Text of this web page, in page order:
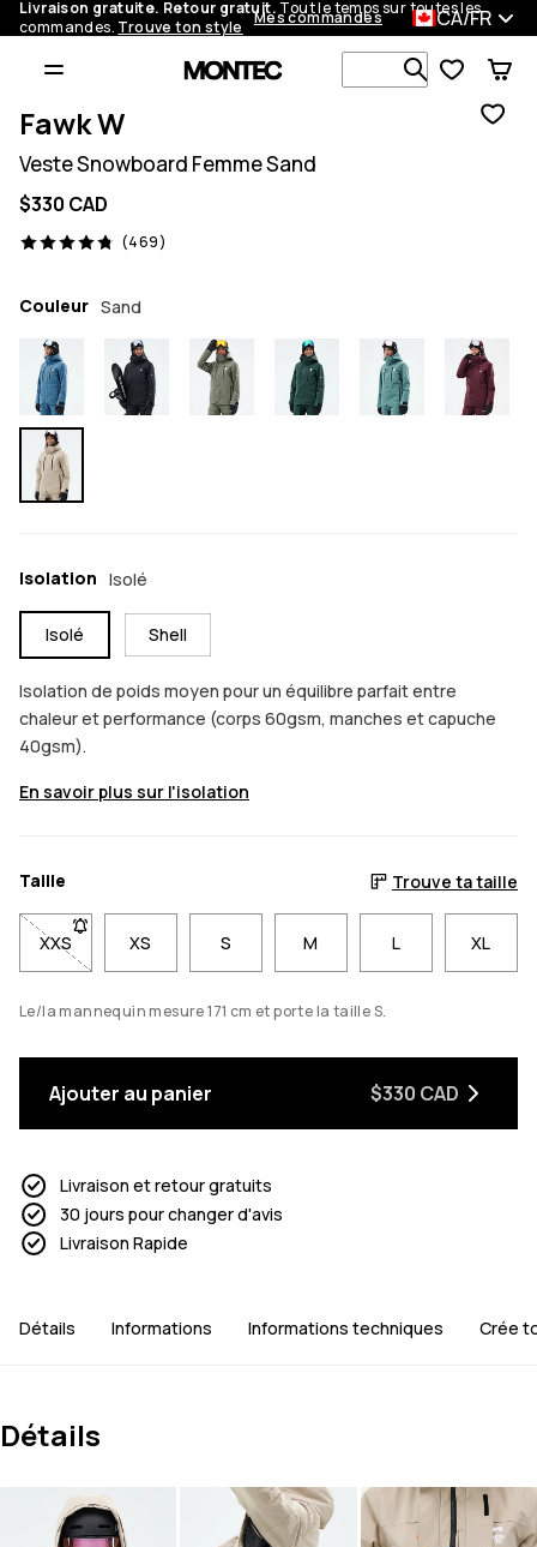
Livraison gratuite. Retour gratuit. Tout le temps sur toutes les
commandes. Trouve ton style Mes commandes CA/FR
Recherche
Fawk W
Veste Snowboard Femme Sand
$330 CAD
(469)
469 avis, 4.8/5
Couleur Sand
Isolation Isolé
Isolé Shell
Isolation de poids moyen pour un équilibre parfait entre
chaleur et performance (corps 60gsm, manches et capuche
40gsm).
En savoir plus sur l'isolation
Taille Trouve ta taille
XXS- Taille XXS non disponible. Cliquez pour être averti
XS S M L XL
Le/la mannequin mesure 171 cm et porte la taille S.
Ajouter au panier $330 CAD
Livraison et retour gratuits
30 jours pour changer d'avis
Livraison Rapide
Détails Informations Informations techniques Crée
Détails